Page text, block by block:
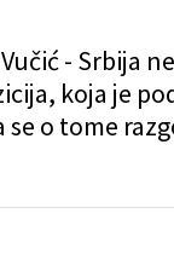
- Srbija
koja je
o tome